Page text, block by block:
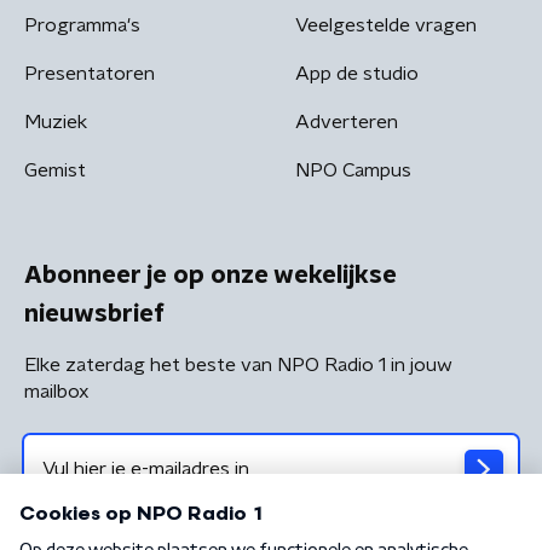
Programma's
Presentatoren
Muziek
Gemist
Veelgestelde vragen
App de studio
Adverteren
NPO Campus
Abonneer je op onze wekelijkse
nieuwsbrief
Elke zaterdag het beste van NPO Radio 1 in jouw
mailbox